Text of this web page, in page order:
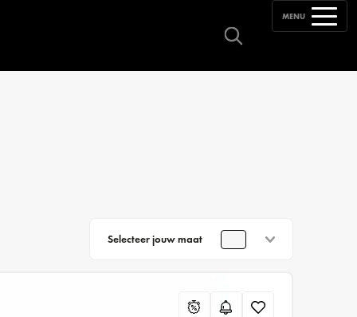
MENU
Selecteer jouw maat